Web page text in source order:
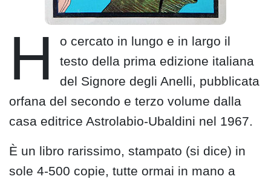
H
o cercato in lungo e in largo il
testo della prima edizione italiana
del Signore degli Anelli, pubblicata
orfana del secondo e terzo volume dalla
casa editrice Astrolabio-Ubaldini nel 1967.
È un libro rarissimo, stampato (si dice) in
sole 4-500 copie, tutte ormai in mano a